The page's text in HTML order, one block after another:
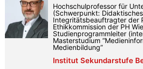
Hochschulprofessor für
(Schwerpunkt:
Integritätsbeauftragter der
Ethikkommission der PH
Studienprogrammleiter
Masterstudium
Medienbildung”
Institut Sekundarstufe